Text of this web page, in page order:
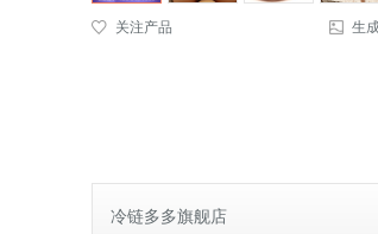
关注产品 生
冷链多多旗舰店